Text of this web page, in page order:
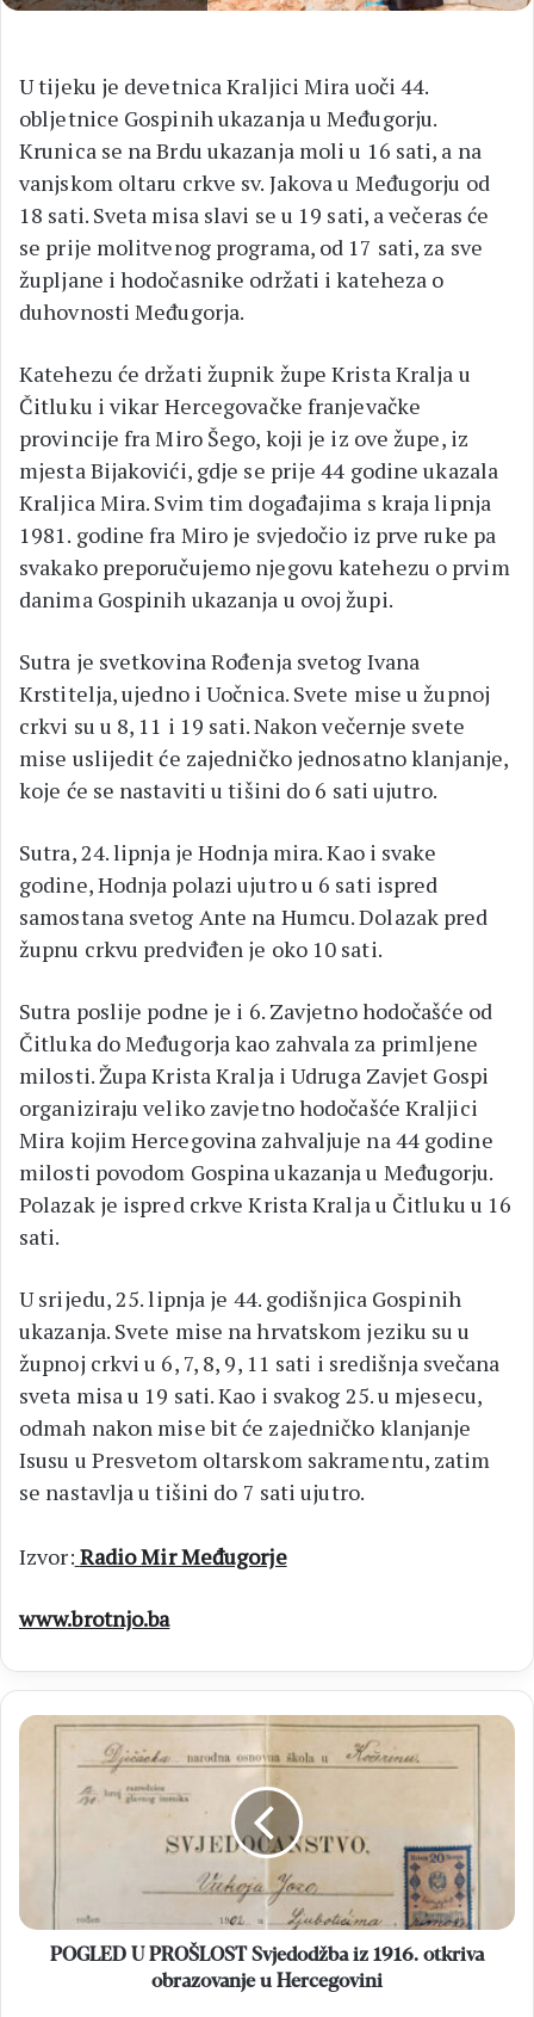
U tijeku je devetnica Kraljici Mira uoči 44.
obljetnice Gospinih ukazanja u Međugorju.
Krunica se na Brdu ukazanja moli u 16 sati, a na
vanjskom oltaru crkve sv. Jakova u Međugorju od
18 sati. Sveta misa slavi se u 19 sati, a večeras će
se prije molitvenog programa, od 17 sati, za sve
župljane i hodočasnike održati i kateheza o
duhovnosti Međugorja.
Katehezu će držati župnik župe Krista Kralja u
Čitluku i vikar Hercegovačke franjevačke
provincije fra Miro Šego, koji je iz ove župe, iz
mjesta Bijakovići, gdje se prije 44 godine ukazala
Kraljica Mira. Svim tim događajima s kraja lipnja
1981. godine fra Miro je svjedočio iz prve ruke pa
svakako preporučujemo njegovu katehezu o prvim
danima Gospinih ukazanja u ovoj župi.
Sutra je svetkovina Rođenja svetog Ivana
Krstitelja, ujedno i Uočnica. Svete mise u župnoj
crkvi su u 8, 11 i 19 sati. Nakon večernje svete
mise uslijedit će zajedničko jednosatno klanjanje,
koje će se nastaviti u tišini do 6 sati ujutro.
Sutra, 24. lipnja je Hodnja mira. Kao i svake
godine, Hodnja polazi ujutro u 6 sati ispred
samostana svetog Ante na Humcu. Dolazak pred
župnu crkvu predviđen je oko 10 sati.
Sutra poslije podne je i 6. Zavjetno hodočašće od
Čitluka do Međugorja kao zahvala za primljene
milosti. Župa Krista Kralja i Udruga Zavjet Gospi
organiziraju veliko zavjetno hodočašće Kraljici
Mira kojim Hercegovina zahvaljuje na 44 godine
milosti povodom Gospina ukazanja u Međugorju.
Polazak je ispred crkve Krista Kralja u Čitluku u 16
sati.
U srijedu, 25. lipnja je 44. godišnjica Gospinih
ukazanja. Svete mise na hrvatskom jeziku su u
župnoj crkvi u 6, 7, 8, 9, 11 sati i središnja svečana
sveta misa u 19 sati. Kao i svakog 25. u mjesecu,
odmah nakon mise bit će zajedničko klanjanje
Isusu u Presvetom oltarskom sakramentu, zatim
se nastavlja u tišini do 7 sati ujutro.
Izvor: Radio Mir Međugorje
www.brotnjo.ba
POGLED
Svjedodžba
otkriva
obrazovanje
u
Hercegovini
POGLED U PROŠLOST Svjedodžba iz 1916. otkriva
obrazovanje u Hercegovini